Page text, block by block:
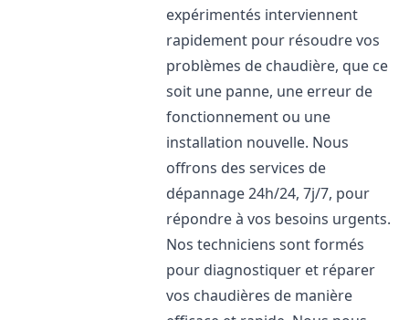
expérimentés interviennent
rapidement pour résoudre vos
problèmes de chaudière, que ce
soit une panne, une erreur de
fonctionnement ou une
installation nouvelle. Nous
offrons des services de
dépannage 24h/24, 7j/7, pour
répondre à vos besoins urgents.
Nos techniciens sont formés
pour diagnostiquer et réparer
vos chaudières de manière